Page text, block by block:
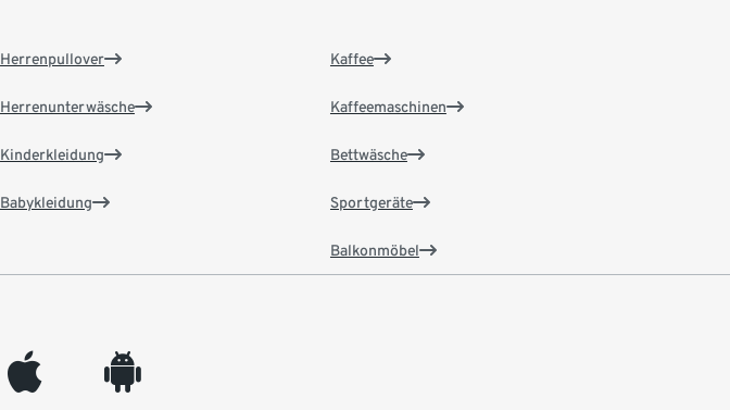
Herrenpullover
Herrenunterwäsche
Kinderkleidung
Babykleidung
Kaffee
Kaffeemaschinen
Bettwäsche
Sportgeräte
Balkonmöbel
appleinc android